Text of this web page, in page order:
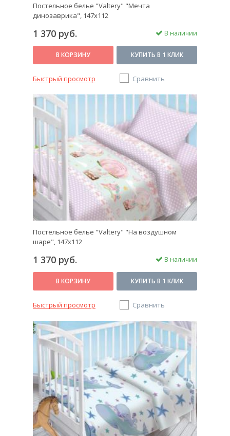
Постельное белье "Valtery" "Мечта
динозаврика", 147х112
1 370 руб. В наличии
В КОРЗИНУ КУПИТЬ В 1 КЛИК
Быстрый просмотр Сравнить
Постельное белье "Valtery" "На воздушном
шаре", 147х112
1 370 руб. В наличии
В КОРЗИНУ КУПИТЬ В 1 КЛИК
Быстрый просмотр Сравнить